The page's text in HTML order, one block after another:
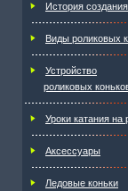
История
Виды роликовых
Устройство
роликовых
Уроки катания на
Аксессуары
Ледовые коньки